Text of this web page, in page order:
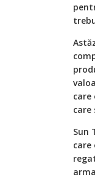
care
care
Sun
care